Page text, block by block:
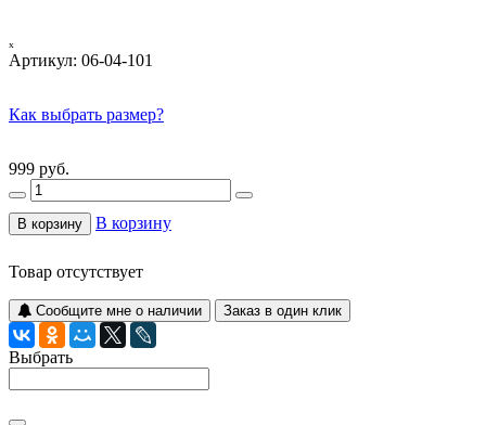
ₓ
Артикул: 06-04-101
Как выбрать размер?
999 руб.
В корзину В корзину
Товар отсутствует
Сообщите мне о наличии Заказ в один клик
Выбрать